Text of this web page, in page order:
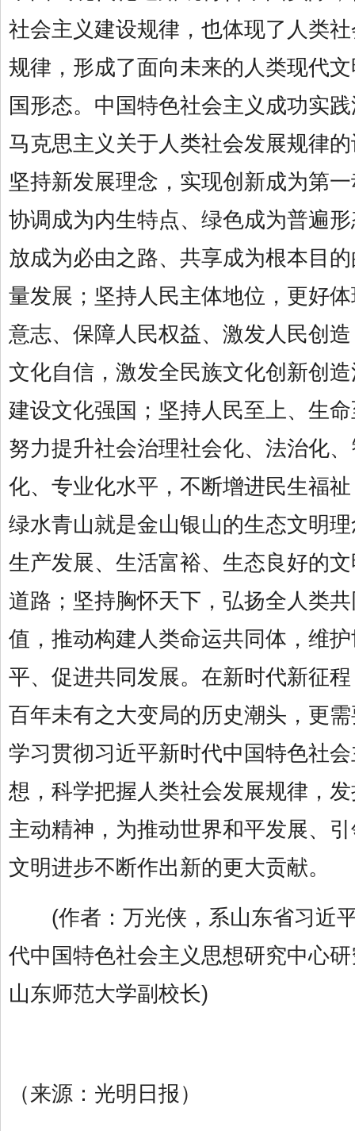
社会主义建设规律，也体现了人类
规律，形成了面向未来的人类现代
国形态。中国特色社会主义成功实
马克思主义关于人类社会发展规律
坚持新发展理念，实现创新成为第
协调成为内生特点、绿色成为普遍
放成为必由之路、共享成为根本目
量发展；坚持人民主体地位，更好
意志、保障人民权益、激发人民创
文化自信，激发全民族文化创新创
建设文化强国；坚持人民至上、生
努力提升社会治理社会化、法治化
化、专业化水平，不断增进民生福
绿水青山就是金山银山的生态文明
生产发展、生活富裕、生态良好的
道路；坚持胸怀天下，弘扬全人类
值，推动构建人类命运共同体，维
平、促进共同发展。在新时代新征
百年未有之大变局的历史潮头，更
学习贯彻习近平新时代中国特色社
想，科学把握人类社会发展规律，
主动精神，为推动世界和平发展、
文明进步不断作出新的更大贡献。
(作者：万光侠，系山东省习近
代中国特色社会主义思想研究中心
山东师范大学副校长)
（来源：光明日报）